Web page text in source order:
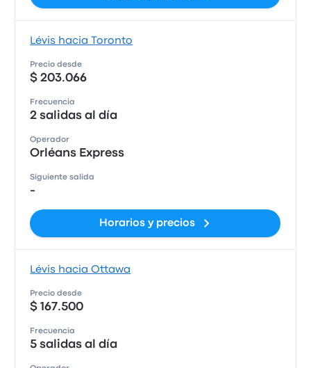
Lévis hacia Toronto
Precio desde
$ 203.066
Frecuencia
2 salidas al día
Operador
Orléans Express
Siguiente salida
-
Horarios y precios
Lévis hacia Ottawa
Precio desde
$ 167.500
Frecuencia
5 salidas al día